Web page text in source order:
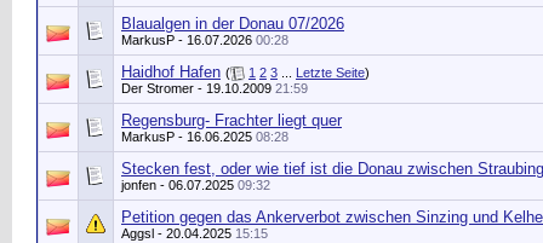
Blaualgen in der Donau 07/2026
MarkusP - 16.07.2026 00:28
Haidhof Hafen ( 1 2 3 Letzte Seite)
Der Stromer - 19.10.2009 21:59
Regensburg- Frachter liegt quer
MarkusP - 16.06.2025 08:28
Stecken fest, oder wie tief ist die Donau zwischen
jonfen - 06.07.2025 09:32
Petition gegen das Ankerverbot zwischen Sinzing und
Aggsl - 20.04.2025 15:15